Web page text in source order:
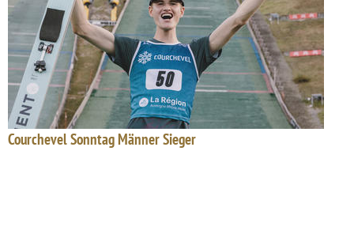
Courchevel Sonntag Männer Sieger